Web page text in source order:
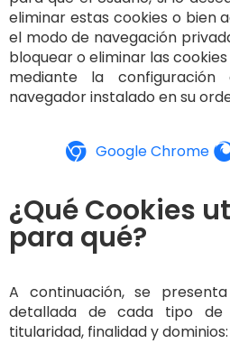
eliminar estas cookies o bien
el modo de navegación
bloquear o eliminar las
mediante la
navegador instalado en su
Google Chrome
¿Qué Cookies
para qué?
A continuación, se
detallada de cada tipo de
titularidad, finalidad y dominios: